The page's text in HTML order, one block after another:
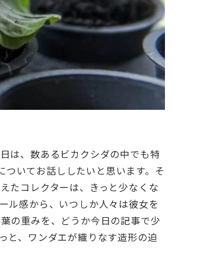
は、数あるビカクシダの中でも特
ついてお話ししたいと思います。そ
たコレクターは、きっと少なくな
ル感から、いつしか人々は彼女を
の重みを、どうか今日の記事で少
と、ワンダエが織りなす造形の迫